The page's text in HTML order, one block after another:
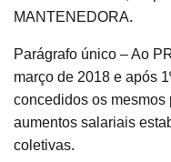
MANTENEDORA.
Parágrafo único – Ao
março de 2018 e após
concedidos os
aumentos salariais
coletivas.